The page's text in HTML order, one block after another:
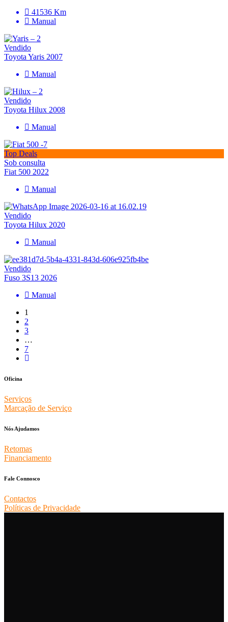
41536 Km
Manual
Vendido
Toyota Yaris 2007
Manual
Vendido
Toyota Hilux 2008
Manual
Top Deals
Sob consulta
Fiat 500 2022
Manual
Vendido
Toyota Hilux 2020
Manual
Vendido
Fuso 3S13 2026
Manual
1
2
3
…
7
Oficina
Serviços
Marcação de Serviço
Nós Ajudamos
Retomas
Financiamento
Fale Connosco
Contactos
Políticas de Privacidade